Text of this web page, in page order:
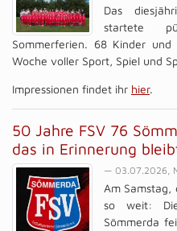
Das
startete
Sommerferien. 68 Kinder
Woche voller Sport, Spiel und
Impressionen findet ihr hier.
50 Jahre FSV 76
das in Erinnerung
— 03.07.2026,
Am Samstag,
so weit:
Sömmerda